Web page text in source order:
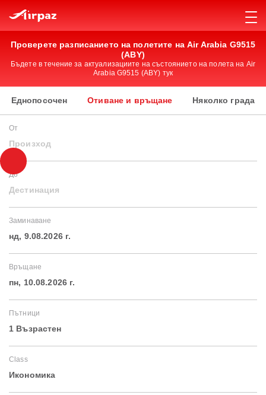
Проверете разписанието на полетите на Air Arabia G9515
(ABY)
Бъдете в течение за актуализациите на състоянието на полета на Air
Arabia G9515 (ABY) тук
Еднопосочен Отиване и връщане Няколко града
От
Произход
До
Дестинация
Заминаване
нд, 9.08.2026 г.
Връщане
пн, 10.08.2026 г.
Пътници
1 Възрастен
Class
Икономика